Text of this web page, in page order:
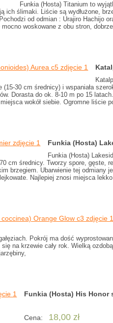
Funkia (Hosta) Titanium to
ich ślimaki. Liście są wydłużone,
od odmian : Urajiro Hachijo
woskowane z obu stron,
30 cm średnicy) i wspaniała
Dorasta do ok. 8-10 m po 15
wokół siebie. Ogromne liście
Funkia (Hosta)
Funkia (Hosta)
cm średnicy. Tworzy spore, gęste,
brzegiem. Ubarwienie tej odmiany
Najlepiej znosi miejsca
Pokrój ma dość
na krzewie cały rok. Wielką
Funkia (Hosta) His Honor
Cena: 18,00 zł